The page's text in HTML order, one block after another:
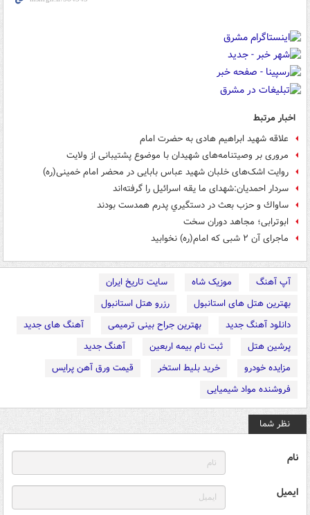
اخبار مرتبط
علاقه شهید ابراهیم هادی به حضرت امام
مروری بر وصیتنامه‌های شهیدان با موضوع پشتیبانی از ولایت
روایت اشک‌های خلبان شهید عباس بابایی در محضر امام خمینی(ره)
سردار احمدیان:شهدای ما یقه‌ اسرائیل را گرفته‌اند
ساواك و حزب بعث در دستگيري پدرم همدست بودند
ابوترابی؛ مجاهد دوران سخت
ماجرای آن ۲ شبی که امام(ره) نخوابید
آپ آهنگ موزیک شاه
سایت تاریخ ایران
بهترین هتل های استانبول
رزرو هتل استانبول
دانلود آهنگ جدید
بهترین جراح بینی ترمیمی
آهنگ های جدید
پرشین هتل
ثبت نام بیمه اربعین
آهنگ جدید
مزایده خودرو
خرید بلیط استخر
قیمت ورق آهن پرایس
فروشنده مواد شیمیایی
نظر شما
نام
ایمیل